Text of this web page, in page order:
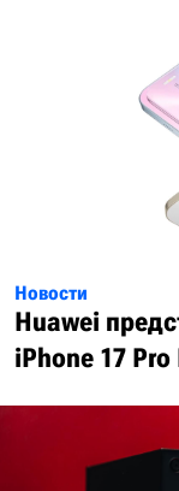
Новости
Huawei
iPhone 17 Pro